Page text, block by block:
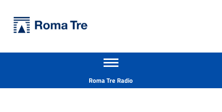
MARTA IZZI - Università Roma Tre
Apri il menu secondario
Roma Tre Radio